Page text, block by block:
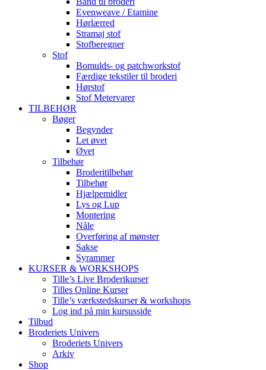
Evenweave / Etamine
Hørlærred
Stramaj stof
Stofberegner
Stof
Bomulds- og patchworkstof
Færdige tekstiler til broderi
Hørstof
Stof Metervarer
TILBEHØR
Bøger
Begynder
Let øvet
Øvet
Tilbehør
Broderitilbehør
Tilbehør
Hjælpemidler
Lys og Lup
Montering
Nåle
Overføring af mønster
Sakse
Syrammer
KURSER & WORKSHOPS
Tille’s Live Broderikurser
Tilles Online Kurser
Tille’s værkstedskurser & workshops
Log ind på min kursusside
Tilbud
Broderiets Univers
Broderiets Univers
Arkiv
Shop